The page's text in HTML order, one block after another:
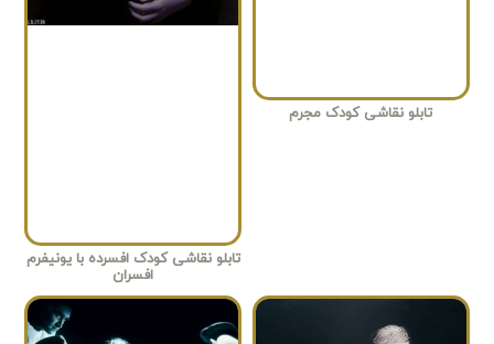
تابلو نقاشی کودک مجرم
تابلو نقاشی کودک افسرده با یونیفرم
افسران